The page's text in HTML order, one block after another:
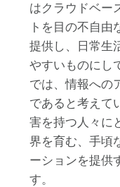
はクラウドベー
トを目の不自由
提供し、日常生
やすいものにし
では、情報への
であると考えて
害を持つ人々に
界を育む、手頃
ーションを提供
す。